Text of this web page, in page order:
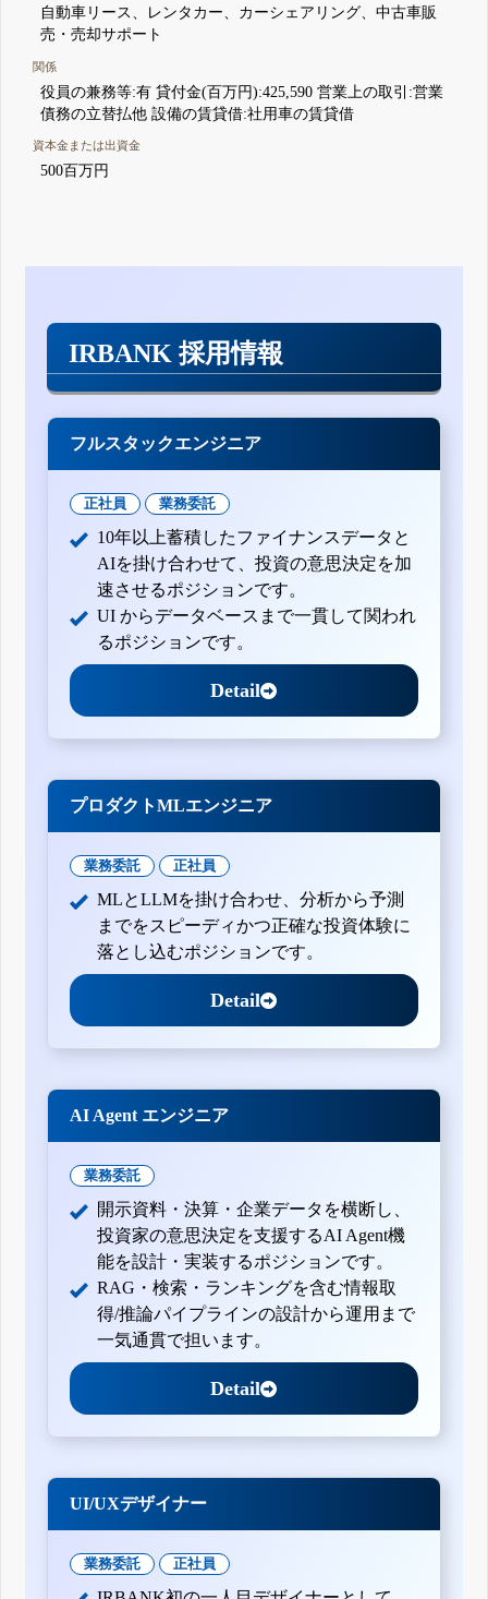
自動車リース、レンタカー、カーシェアリング、中古車販
売・売却サポート
関係
役員の兼務等:有 貸付金(百万円):425,590 営業上の取引:営業
債務の立替払他 設備の賃貸借:社用車の賃貸借
資本金または出資金
500百万円
IRBANK 採用情報
フルスタックエンジニア
正社員 業務委託
10年以上蓄積したファイナンスデータと
AIを掛け合わせて、投資の意思決定を加
速させるポジションです。
UI からデータベースまで一貫して関われ
るポジションです。
Detail
プロダクトMLエンジニア
業務委託 正社員
MLとLLMを掛け合わせ、分析から予測
までをスピーディかつ正確な投資体験に
落とし込むポジションです。
Detail
AI Agent エンジニア
業務委託
開示資料・決算・企業データを横断し、
投資家の意思決定を支援するAI Agent機
能を設計・実装するポジションです。
RAG・検索・ランキングを含む情報取
得/推論パイプラインの設計から運用まで
一気通貫で担います。
Detail
UI/UXデザイナー
業務委託 正社員